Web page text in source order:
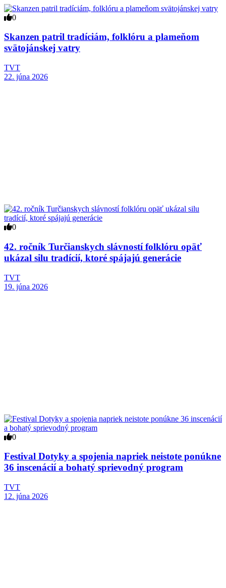
0
Skanzen patril tradíciám, folklóru a plameňom
svätojánskej vatry
TVT
22. júna 2026
0
42. ročník Turčianskych slávností folklóru opäť
ukázal silu tradícií, ktoré spájajú generácie
TVT
19. júna 2026
0
Festival Dotyky a spojenia napriek neistote ponúkne
36 inscenácií a bohatý sprievodný program
TVT
12. júna 2026